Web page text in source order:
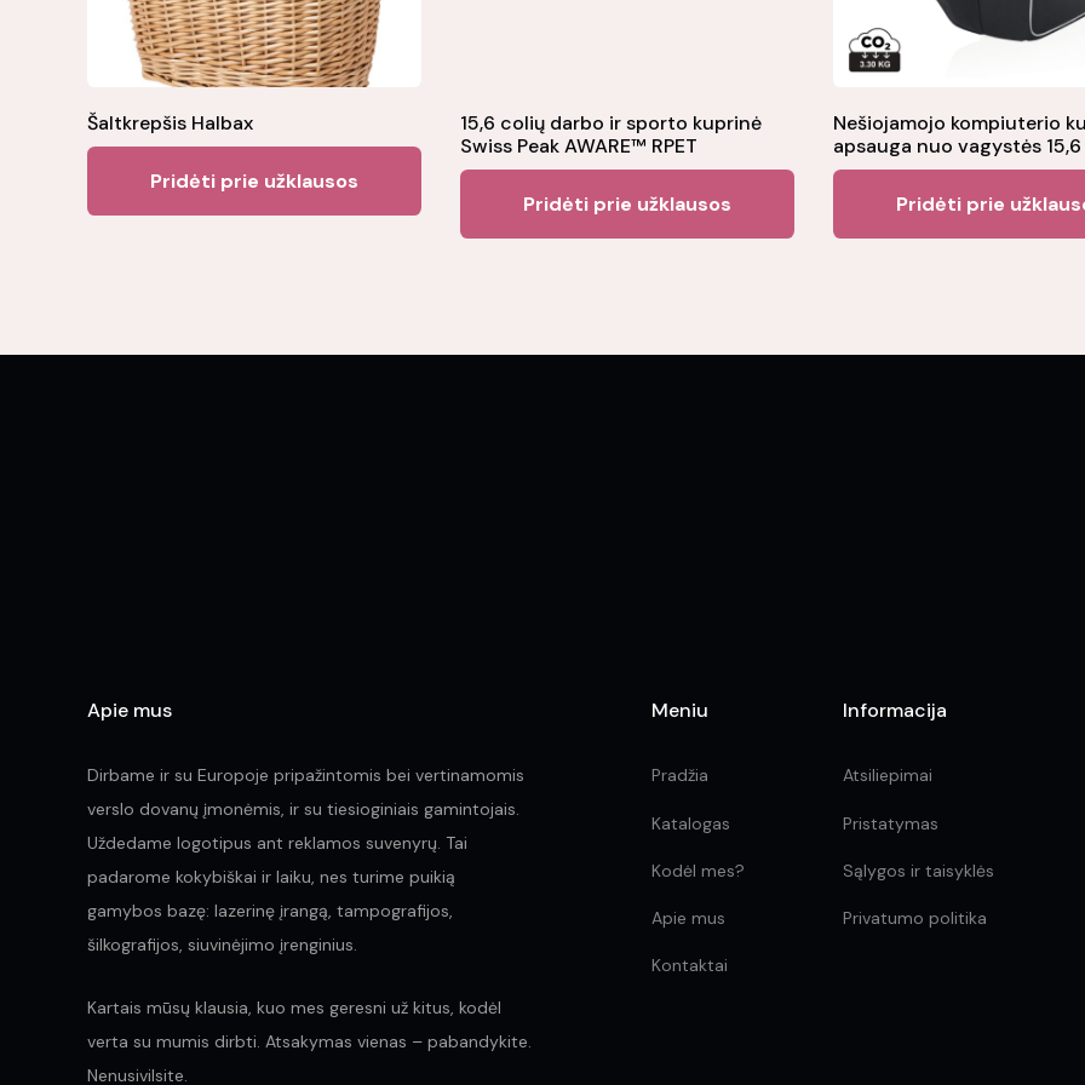
Šaltkrepšis Halbax
Pridėti prie užklausos
15,6 colių darbo ir sporto kuprinė
Swiss Peak AWARE™ RPET
Pridėti prie užklausos
Nešiojamojo kompiuterio
apsauga nuo vagystės
Pridėti prie
Apie mus
Dirbame ir su Europoje pripažintomis bei vertinamomis
verslo dovanų įmonėmis, ir su tiesioginiais gamintojais.
Uždedame logotipus ant reklamos suvenyrų. Tai
padarome kokybiškai ir laiku, nes turime puikią
gamybos bazę: lazerinę įrangą, tampografijos,
šilkografijos, siuvinėjimo įrenginius.
Kartais mūsų klausia, kuo mes geresni už kitus, kodėl
verta su mumis dirbti. Atsakymas vienas – pabandykite.
Nenusivilsite.
Meniu
Pradžia
Katalogas
Kodėl mes?
Apie mus
Kontaktai
Informacija
Atsiliepimai
Pristatymas
Sąlygos ir taisyklės
Privatumo politika